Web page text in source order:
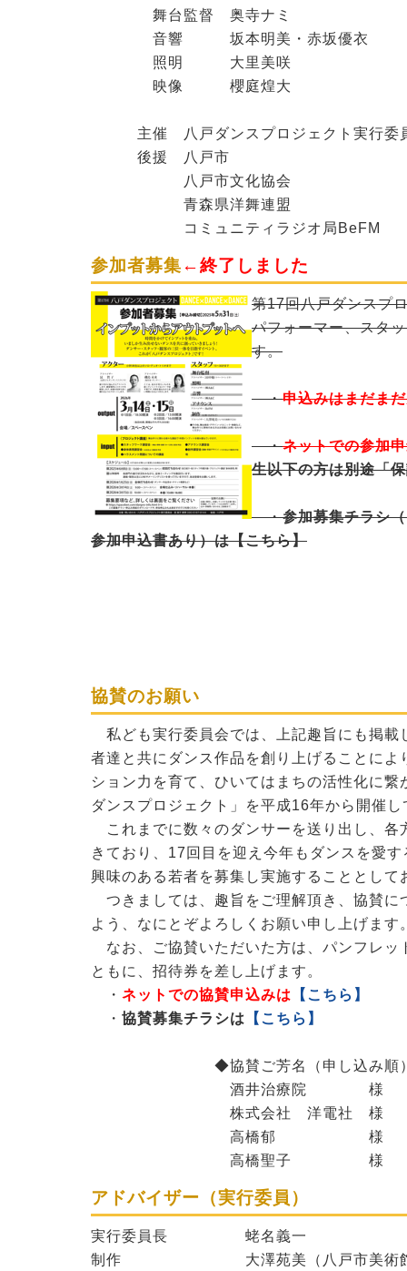
舞台監督 奥寺ナミ
音響 坂本明美・赤坂優衣
照明 大里美咲
映像 櫻庭煌大
主催 八戸ダンスプロジェクト実行委
後援 八戸市
八戸市文化協会
青森県洋舞連盟
コミュニティラジオ局BeFM
参加者募集 ←終了しました
第17回八戸ダンスプ
パフォーマー、スタ
す。
・申込みはまだま
・ネットでの参加
生以下の方は別途「
・参加募集チラシ
参加申込書あり）は【こちら】
協賛のお願い
私ども実行委員会では、上記趣旨にも掲載
者達と共にダンス作品を創り上げることによ
ション力を育て、ひいてはまちの活性化に
ダンスプロジェクト」を平成16年から開催
これまでに数々のダンサーを送り出し、各
きており、17回目を迎え今年もダンスを愛
興味のある若者を募集し実施することとして
つきましては、趣旨をご理解頂き、協賛に
よう、なにとぞよろしくお願い申し上げます
なお、ご協賛いただいた方は、パンフレッ
ともに、招待券を差し上げます。
・ ネットでの協賛申込みは
【こちら】
・ 協賛募集チラシは 【こちら】
◆協賛ご芳名（申し込み順
酒井治療院 様
株式会社 洋電社 様
高橋郁 様
高橋聖子 様
アドバイザー（実行委員）
実行委員長 蛯名義一
制作 大澤苑美（八戸市美術館